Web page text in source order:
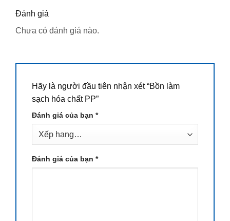
Đánh giá
Chưa có đánh giá nào.
Hãy là người đầu tiên nhận xét “Bồn làm
sạch hóa chất PP”
Đánh giá của bạn *
Đánh giá của bạn *